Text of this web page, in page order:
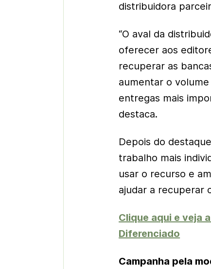
distribuidora
“O aval da
oferecer aos
recuperar as
aumentar o
entregas mais
destaca.
Depois do
trabalho mais
usar o recurso e
ajudar a recuperar
Clique aqui e veja
Diferenciado
Campanha pela